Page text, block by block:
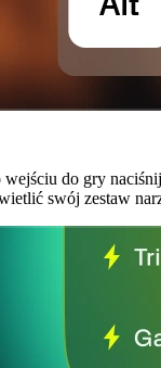
wejściu do gry
swój zestaw